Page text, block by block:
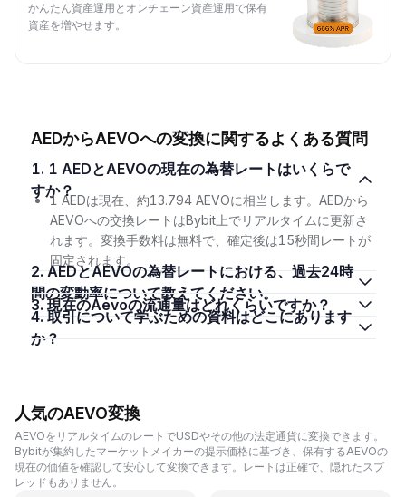
かんたん資産運用とオンチェーン資産運用で保有
資産を増やせます。
AEDからAEVOへの変換に関するよくある質問
1. 1 AEDとAEVOの現在の為替レートはいくらで
すか？
1 AEDは現在、約13.794 AEVOに相当します。AEDから
AEVOへの交換レートはBybit上でリアルタイムに更新さ
れます。変換手数料は無料で、確定後は15秒間レートが
固定されます。
2. AEDとAEVOの為替レートにおける、過去24時
間の変動率について教えてください。
3. 現在のAevoの流通量はどれくらいですか？
4. 取引について学ぶための資料はどこにあります
か？
人気のAEVO変換
AEVOをリアルタイムのレートでUSDやその他の法定通貨に変換できます。
Bybitが集約したマーケットメイカーの提示価格に基づき、保有するAEVOの
現在の価値を確認して安心して変換できます。レートは正確で、隠れたスプ
レッドもありません。